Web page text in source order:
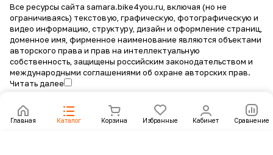
Главная Каталог Корзина Избранные Кабинет Сравнение
Все ресурсы сайта samara.bike4you.ru, включая (но не
ограничиваясь) текстовую, графическую, фотографическую и
видео информацию, структуру, дизайн и оформление страниц,
доменное имя, фирменное наименование являются объектами
авторского права и прав на интеллектуальную
собственность, защищены российским законодательством и
международными соглашениями об охране авторских прав.
Читать далее